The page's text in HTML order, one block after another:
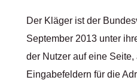
Der Kläger ist der
September 2013 unter
der Nutzer auf eine
Eingabefeldern für die